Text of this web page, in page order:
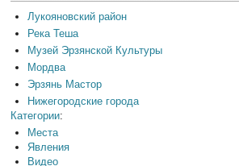
Лукояновский район
Река Теша
Музей Эрзянской Культуры
Мордва
Эрзянь Мастор
Нижегородские города
Категории:
Места
Явления
Видео